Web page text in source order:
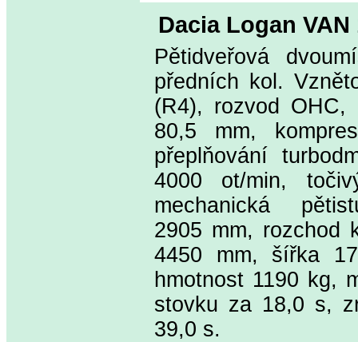
Dacia Logan VAN
Pětidveřová
předních kol.
(R4), rozvod OHC,
80,5 mm,
přeplňování
4000 ot/min,
mechanická
2905 mm, rozchod
4450 mm, šířka
hmotnost 1190 kg,
stovku za 18,0 s,
39,0 s.